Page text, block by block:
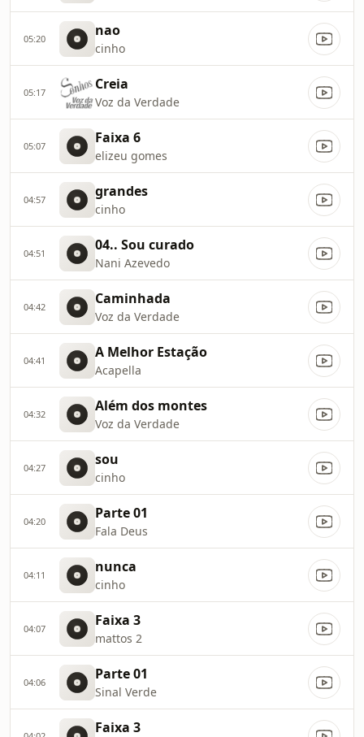
05:20 nao
cinho
05:17 Creia
Voz da Verdade
05:07 Faixa 6
elizeu gomes
04:57 grandes
cinho
04:51 04.. Sou curado
Nani Azevedo
04:42 Caminhada
Voz da Verdade
04:41 A Melhor Estação
Acapella
04:32 Além dos montes
Voz da Verdade
04:27 sou
cinho
04:20 Parte 01
Fala Deus
04:11 nunca
cinho
04:07 Faixa 3
mattos 2
04:06 Parte 01
Sinal Verde
Faixa 3